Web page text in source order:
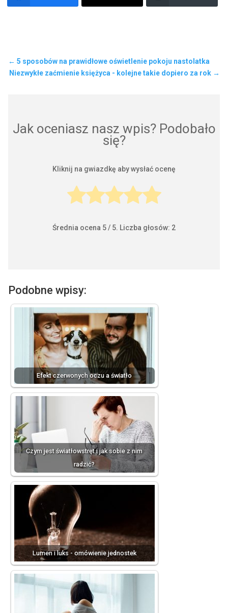
← 5 sposobów na prawidłowe oświetlenie pokoju nastolatka
Niezwykłe zaćmienie księżyca - kolejne takie dopiero za rok →
Jak oceniasz nasz wpis? Podobało
się?
Kliknij na gwiazdkę aby wysłać ocenę
Średnia ocena 5/ 5. Liczba głosów: 2
Podobne wpisy:
Efekt czerwonych oczu a światło
Czym jest światłowstręt i jak sobie z nim
radzić?
Lumen i luks - omówienie jednostek